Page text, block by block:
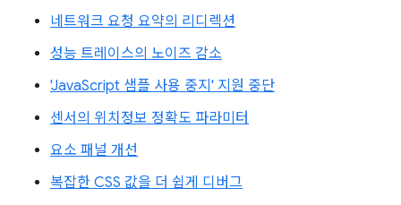
네트워크 요청 요약의 리디렉션
성능 트레이스의 노이즈 감소
'JavaScript 샘플 사용 중지' 지원 중단
센서의 위치정보 정확도 파라미터
요소 패널 개선
복잡한 CSS 값을 더 쉽게 디버그